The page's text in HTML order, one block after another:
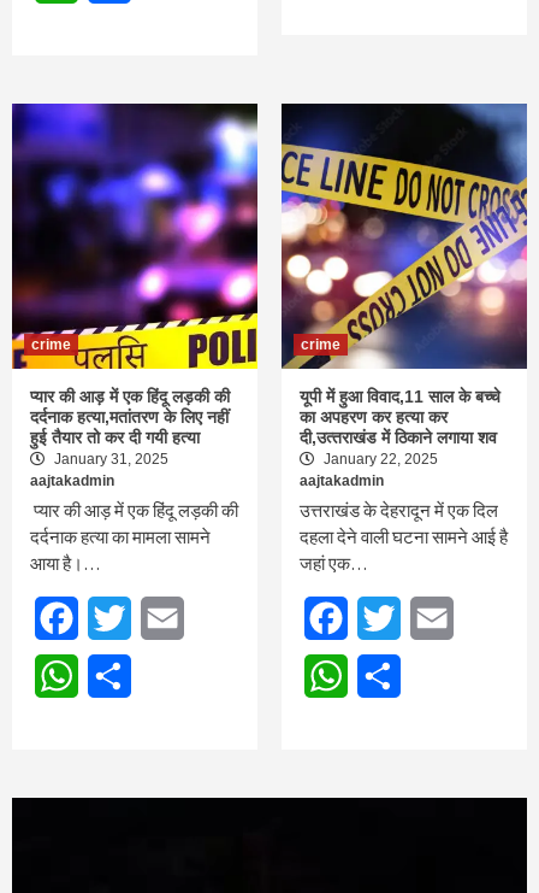
crime
प्यार की आड़ में एक हिंदू लड़की की
दर्दनाक हत्या,मतांतरण के लिए नहीं
हुई तैयार तो कर दी गयी हत्या
January 31, 2025
aajtakadmin
प्यार की आड़ में एक हिंदू लड़की की
दर्दनाक हत्या का मामला सामने
आया है।…
FacebookTwitter
WhatsApp
crime
यूपी में हुआ विवाद,11 साल के बच्चे
का अपहरण कर हत्या कर
दी,उत्‍तराखंड में ठिकाने लगाया शव
January 22, 2025
aajtakadmin
उत्तराखंड के देहरादून में एक दिल
दहला देने वाली घटना सामने आई है
जहां एक…
FacebookTwitter
WhatsApp